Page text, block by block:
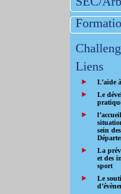
Liens
L’aide
Le
sein
La
et des
sport
Le